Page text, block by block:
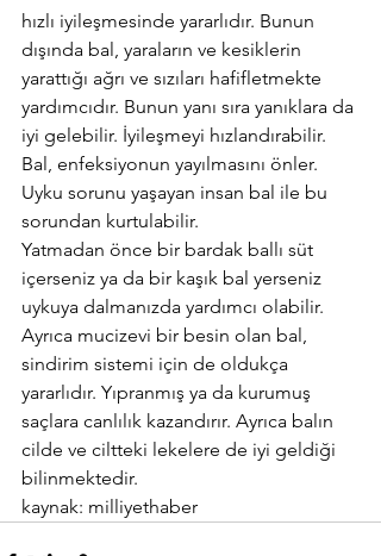
hızlı iyileşmesinde yararlıdır. Bunun
dışında bal, yaraların ve kesiklerin
yarattığı ağrı ve sızıları hafifletmekte
yardımcıdır. Bunun yanı sıra yanıklara da
iyi gelebilir. İyileşmeyi hızlandırabilir.
Bal, enfeksiyonun yayılmasını önler.
Uyku sorunu yaşayan insan bal ile bu
sorundan kurtulabilir.
Yatmadan önce bir bardak ballı süt
içerseniz ya da bir kaşık bal yerseniz
uykuya dalmanızda yardımcı olabilir.
Ayrıca mucizevi bir besin olan bal,
sindirim sistemi için de oldukça
yararlıdır. Yıpranmış ya da kurumuş
saçlara canlılık kazandırır. Ayrıca balın
cilde ve ciltteki lekelere de iyi geldiği
bilinmektedir.
kaynak: milliyethaber